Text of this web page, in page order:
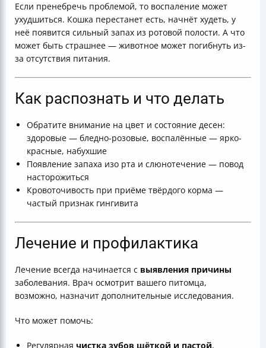
Если пренебречь проблемой, то воспаление может
ухудшиться. Кошка перестанет есть, начнёт худеть, у
неё появится сильный запах из ротовой полости. А что
может быть страшнее — животное может погибнуть из-
за отсутствия питания.
Как распознать и что делать
Обратите внимание на цвет и состояние десен:
здоровые — бледно-розовые, воспалённые — ярко-
красные, набухшие
Появление запаха изо рта и слюнотечение — повод
насторожиться
Кровоточивость при приёме твёрдого корма —
частый признак гингивита
Лечение и профилактика
Лечение всегда начинается с выявления причины
заболевания. Врач осмотрит вашего питомца,
возможно, назначит дополнительные исследования.
Что может помочь:
Регулярная чистка зубов щёткой и пастой,